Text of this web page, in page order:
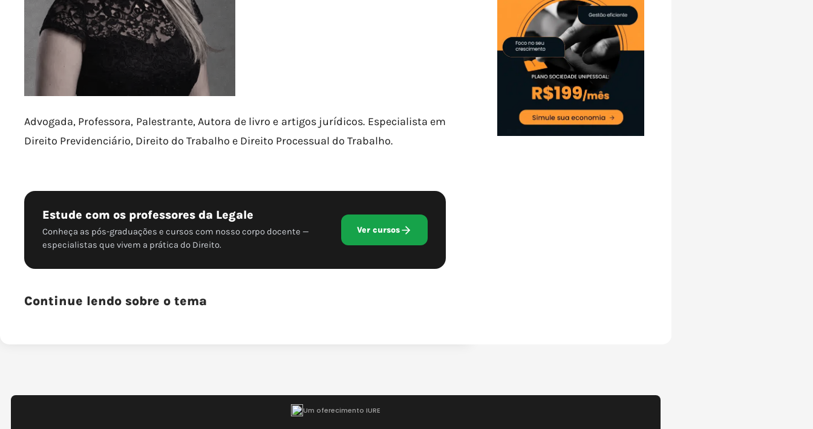
Advogada, Professora, Palestrante, Autora de livro e artigos jurídicos. Especialista em
Direito Previdenciário, Direito do Trabalho e Direito Processual do Trabalho.
Estude com os professores da Legale
Conheça as pós-graduações e cursos com nosso corpo docente —
especialistas que vivem a prática do Direito.
Ver cursos
Continue lendo sobre o tema